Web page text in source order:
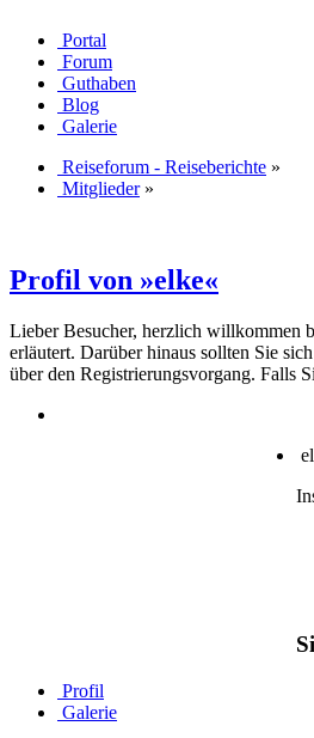
Portal
Forum
Guthaben
Blog
Galerie
Reiseforum - Reiseberichte »
Mitglieder»
Profil von »elke«
Lieber Besucher, herzlich willkommen
erläutert. Darüber hinaus sollten Sie
über den Registrierungsvorgang. Falls
Profil
Galerie